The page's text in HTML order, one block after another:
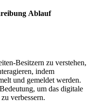
Ablauf
Besitzern zu verstehen,
indem
und gemeldet werden.
um das digitale
verbessern.